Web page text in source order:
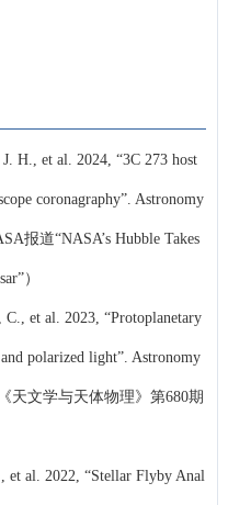
H., et al. 2024, “3C 273 host
coronagraphy”. Astronomy
报道“NASA’s Hubble Takes
）
et al. 2023, “Protoplanetary
polarized light”. Astronomy
天文学与天体物理》第680期
al. 2022, “Stellar Flyby Anal